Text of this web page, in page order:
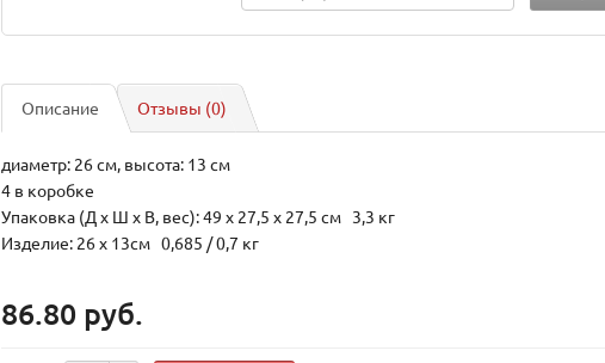
Описание Отзывы (0)
диаметр: 26 см, высота: 13 см
4 в коробке
Упаковка (Д х Ш х В, вес): 49 x 27,5 x 27,5 см 3,3 кг
Изделие: 26 x 13см 0,685 / 0,7 кг
86.80 руб.